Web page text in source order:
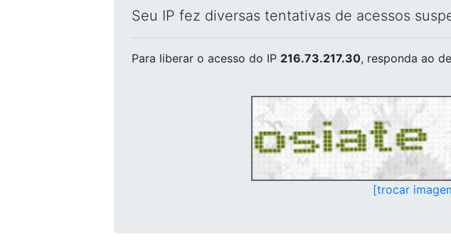
Seu IP fez diversas tentativas de acessos
Para liberar o acesso do IP 216.73.217.30, responda ao
[trocar